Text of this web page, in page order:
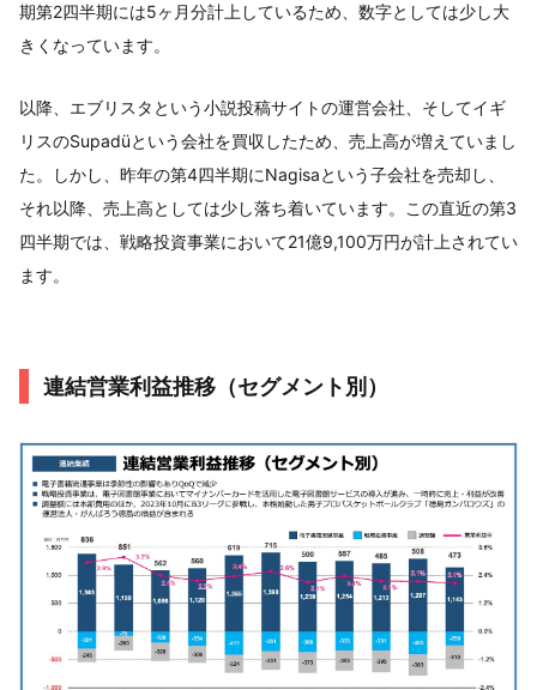
期第2四半期には5ヶ月分計上しているため、数字としては少し大
きくなっています。
以降、エブリスタという小説投稿サイトの運営会社、そしてイギ
リスのSupadüという会社を買収したため、売上高が増えていまし
た。しかし、昨年の第4四半期にNagisaという子会社を売却し、
それ以降、売上高としては少し落ち着いています。この直近の第3
四半期では、戦略投資事業において21億9,100万円が計上されてい
ます。
連結営業利益推移（セグメント別）